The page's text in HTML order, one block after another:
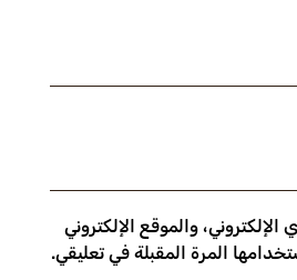
والموقع الإلكتروني
المرة المقبلة في تعليقي.